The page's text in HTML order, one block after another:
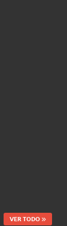
VER TODO